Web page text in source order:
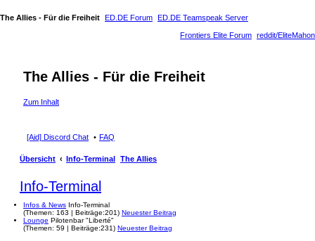
The Allies - Für die Freiheit ED.DE Forum ED.DE Teamspeak Server
reddit/EliteMahon
Frontiers Elite Forum
The Allies - Für die Freiheit
Zum Inhalt
[Aid] Discord Chat FAQ
Übersicht Info-Terminal The Allies
Info-Terminal
Infos & News Info-Terminal
(Themen: 163 | Beiträge:201) Neuester Beitrag
Lounge Pilotenbar "Liberté"
(Themen: 59 | Beiträge:231) Neuester Beitrag